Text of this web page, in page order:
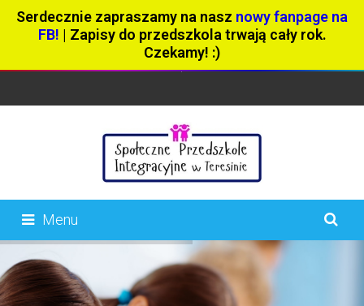
Serdecznie zapraszamy na nasz nowy fanpage na
FB! | Zapisy do przedszkola trwają cały rok.
Czekamy! :)
Menu